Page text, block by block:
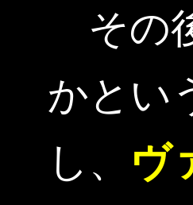
その
かとい
し、
ヴ